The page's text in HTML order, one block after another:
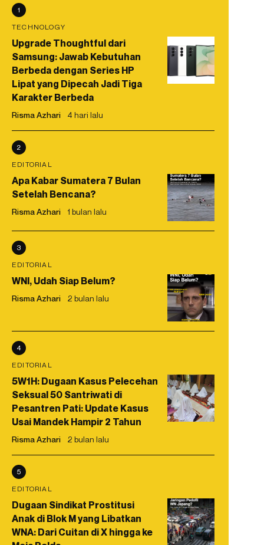
1
TECHNOLOGY
Upgrade Thoughtful dari
Samsung: Jawab Kebutuhan
Berbeda dengan Series HP
Lipat yang Dipecah Jadi Tiga
Karakter Berbeda
Risma Azhari 4 hari lalu
2
EDITORIAL
Apa Kabar Sumatera 7 Bulan
Setelah Bencana?
Risma Azhari 1 bulan lalu
3
EDITORIAL
WNI, Udah Siap Belum?
Risma Azhari 2 bulan lalu
4
EDITORIAL
5W1H: Dugaan Kasus Pelecehan
Seksual 50 Santriwati di
Pesantren Pati: Update Kasus
Usai Mandek Hampir 2 Tahun
Risma Azhari 2 bulan lalu
5
EDITORIAL
Dugaan Sindikat Prostitusi
Anak di Blok M yang Libatkan
WNA: Dari Cuitan di X hingga ke